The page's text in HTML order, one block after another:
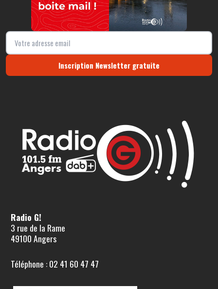
Inscription Newsletter gratuite
Radio G!
3 rue de la Rame
49100 Angers
Téléphone : 02 41 60 47 47